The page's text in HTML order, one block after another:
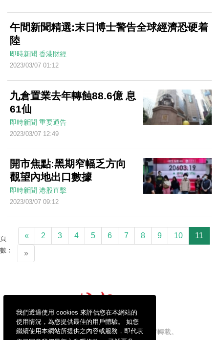
我們透過使用 cookies 來評估您在本網站的
使用情況，為您提供最佳的用戶體驗。 如您
繼續使用本網站所提供之內容或服務，即代表
午間新聞精選:末日博士警告全球經濟恐硬着
陸
即時新聞 香港財經
2023/03/07 01:12
九倉置業去年轉蝕88.6億 息
61仙
即時新聞 重要通告
2023/03/07 12:49
開市焦點:黑期窄幅乏方向
觀望內地出口數據
即時新聞 港股直擊
2023/03/07 09:12
頁
數：
« 2 3 4 5 6 7 8 9 10 11
»
信報財經新聞有限公司版權所有，不得轉載。